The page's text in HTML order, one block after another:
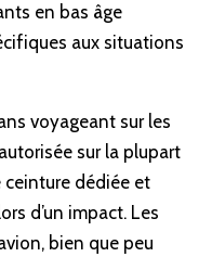
en bas âge
aux situations
voyageant sur les
sur la plupart
dédiée et
d’un impact. Les
bien que peu